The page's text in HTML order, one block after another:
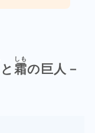
と 霜
しも
の巨人－